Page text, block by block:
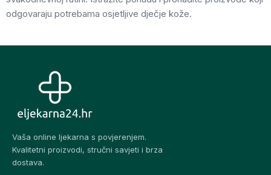
odgovaraju potrebama osjetljive dječje kože.
Vaša online ljekarna s povjerenjem.
Kvalitetni proizvodi, stručni savjeti i brza
dostava.